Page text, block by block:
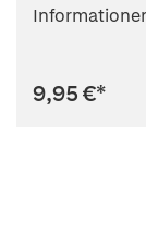
9,95 €*